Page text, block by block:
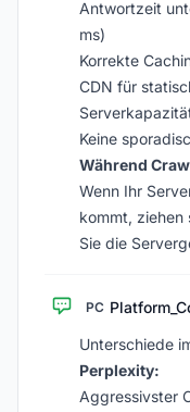
Antwortzeit
ms)
Korrekte
CDN für
Keine
Während
Wenn Ihr
kommt, ziehen
Sie die
PC
Unterschiede
Perplexity:
Aggressivster